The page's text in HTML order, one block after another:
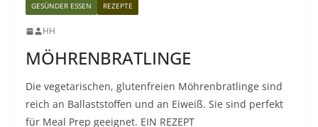
GESÜNDER ESSEN REZEPTE
HH
MÖHRENBRATLINGE
Die vegetarischen, glutenfreien Möhrenbratlinge sind
reich an Ballaststoffen und an Eiweiß. Sie sind perfekt
für Meal Prep geeignet. EIN REZEPT